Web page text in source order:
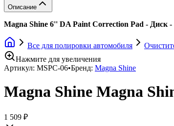
Описание
Magna Shine 6'' DA Paint Correction Pad - Диск
Все для полировки автомобиля
Нажмите для увеличения
Артикул: MSPC-06•Бренд: Magna Shine
Magna Shine Magna
1 509 ₽